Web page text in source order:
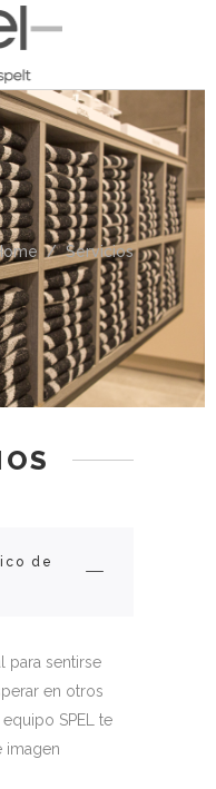
/Servicios
de
para sentirse
en otros
SPEL te
imagen